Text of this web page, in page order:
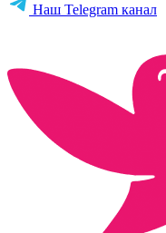
Наш Telegram канал